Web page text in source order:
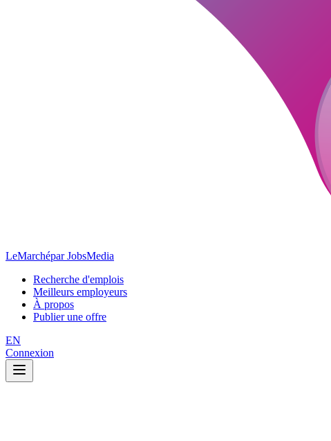
LeMarchépar JobsMedia
Recherche d'emplois
Meilleurs employeurs
À propos
Publier une offre
EN
Connexion